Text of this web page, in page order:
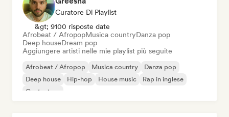
Curatore Di Playlist
&gt; 9100 risposte date
Afrobeat / AfropopMusica countryDanza pop
Deep houseDream pop
Aggiungere artisti nelle mie playlist più seguite
Afrobeat / Afropop Musica country
Danza pop
Deep house
Hip-hop House music
Rap in inglese
Cantautore